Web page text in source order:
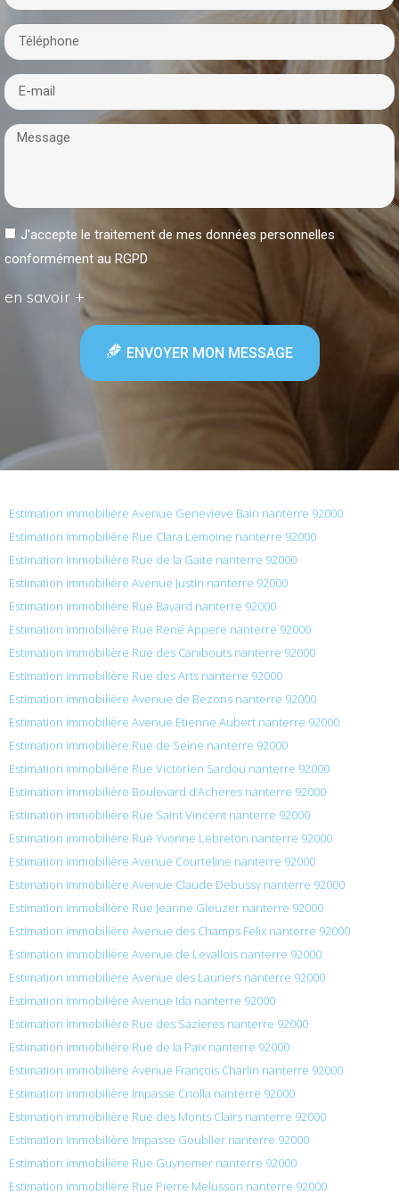
J'accepte le traitement de mes données personnelles
conformément au RGPD
en savoir +
ENVOYER MON MESSAGE
Estimation immobilière Avenue Genevieve Bain nanterre 92000
Estimation immobilière Rue Clara Lemoine nanterre 92000
Estimation immobilière Rue de la Gaite nanterre 92000
Estimation immobilière Avenue Justin nanterre 92000
Estimation immobilière Rue Bayard nanterre 92000
Estimation immobilière Rue René Appere nanterre 92000
Estimation immobilière Rue des Canibouts nanterre 92000
Estimation immobilière Rue des Arts nanterre 92000
Estimation immobilière Avenue de Bezons nanterre 92000
Estimation immobilière Avenue Etienne Aubert nanterre 92000
Estimation immobilière Rue de Seine nanterre 92000
Estimation immobilière Rue Victorien Sardou nanterre 92000
Estimation immobilière Boulevard d’Acheres nanterre 92000
Estimation immobilière Rue Saint Vincent nanterre 92000
Estimation immobilière Rue Yvonne Lebreton nanterre 92000
Estimation immobilière Avenue Courteline nanterre 92000
Estimation immobilière Avenue Claude Debussy nanterre 92000
Estimation immobilière Rue Jeanne Gleuzer nanterre 92000
Estimation immobilière Avenue des Champs Felix nanterre 92000
Estimation immobilière Avenue de Levallois nanterre 92000
Estimation immobilière Avenue des Lauriers nanterre 92000
Estimation immobilière Avenue Ida nanterre 92000
Estimation immobilière Rue des Sazieres nanterre 92000
Estimation immobilière Rue de la Paix nanterre 92000
Estimation immobilière Avenue François Charlin nanterre 92000
Estimation immobilière Impasse Criolla nanterre 92000
Estimation immobilière Rue des Monts Clairs nanterre 92000
Estimation immobilière Impasse Goublier nanterre 92000
Estimation immobilière Rue Guynemer nanterre 92000
Estimation immobilière Rue Pierre Melusson nanterre 92000